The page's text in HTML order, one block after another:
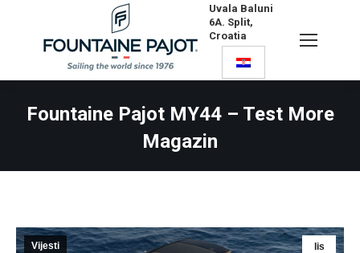
Uvala Baluni
6A. Split,
Croatia
Fountaine Pajot MY44 – Test More
Magazin
lis
Vijesti